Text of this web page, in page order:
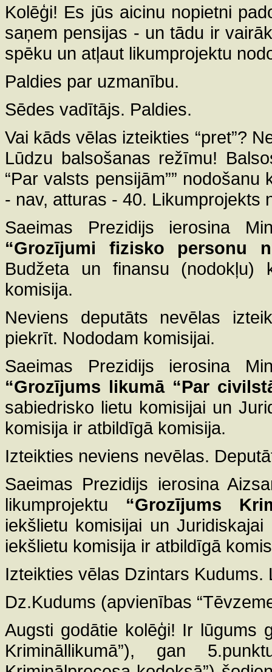
Kolēģi! Es jūs aicinu nopietni
saņem pensijas - un tādu ir
spēku un atļaut likumprojektu
Paldies par uzmanību.
Sēdes vadītājs. Paldies.
Vai kāds vēlas izteikties “pret”?
Lūdzu balsošanas režīmu!
“Par valsts pensijām””
- nav, atturas - 40. Likumprojekts
Saeimas Prezidijs ierosina
“Grozījumi fizisko personu
Budžeta un finansu
komisija.
Neviens deputāts nevēlas
piekrīt. Nododam komisijai.
Saeimas Prezidijs ierosina
“Grozījums likumā “Par
sabiedrisko lietu komisijai un
komisija ir atbildīgā komisija.
Izteikties neviens nevēlas.
Saeimas Prezidijs ierosina
likumprojektu “Grozījums
iekšlietu komisijai un
iekšlietu komisija ir atbildīgā
Izteikties vēlas Dzintars Kudums.
Dz.Kudums (apvienības
Augsti godātie kolēģi! Ir lūgums
Krimināllikumā”), gan